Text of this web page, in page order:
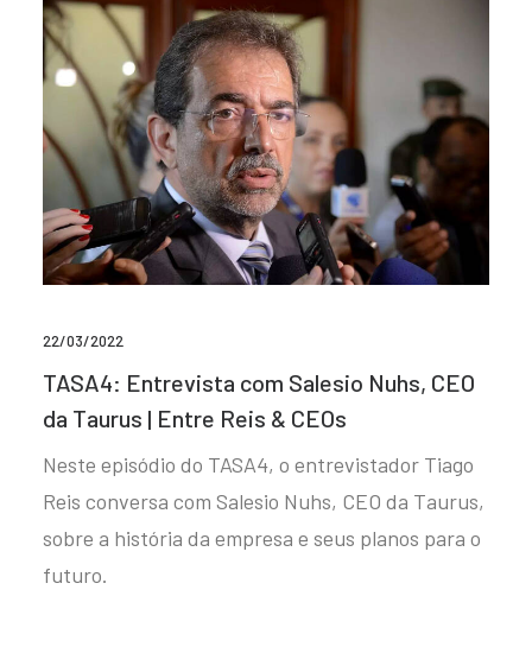
22/03/2022
TASA4: Entrevista com Salesio Nuhs, CEO
da Taurus | Entre Reis & CEOs
Neste episódio do TASA4, o entrevistador Tiago
Reis conversa com Salesio Nuhs, CEO da Taurus,
sobre a história da empresa e seus planos para o
futuro.